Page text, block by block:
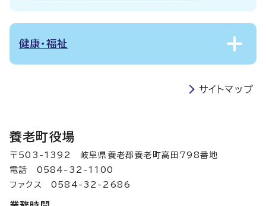
健康・福祉
サイトマップ
養老町役場
〒503-1392 岐阜県養老郡養老町高田798番地
電話 0584-32-1100
ファクス 0584-32-2686